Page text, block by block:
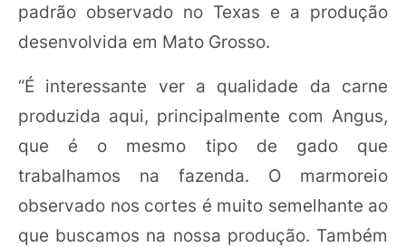
padrão observado no Texas e a produção
desenvolvida em Mato Grosso.
“É interessante ver a qualidade da carne
produzida aqui, principalmente com Angus,
que é o mesmo tipo de gado que
trabalhamos na fazenda. O marmoreio
observado nos cortes é muito semelhante ao
que buscamos na nossa produção. Também